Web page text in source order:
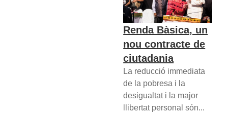
Renda Bàsica, un
nou contracte de
ciutadania
La reducció immediata
de la pobresa i la
desigualtat i la major
llibertat personal són...